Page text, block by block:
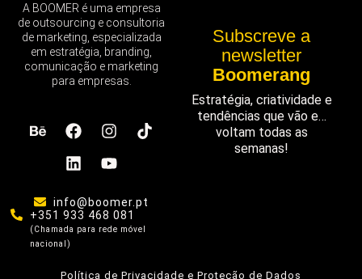
A BOOMER é uma empresa
de outsourcing e consultoria
de marketing, especializada
em estratégia, branding,
comunicação e marketing
para empresas.
info@boomer.pt
+351 933 468 081
(Chamada para rede móvel
nacional)
Subscreve a
newsletter
Boomerang
Estratégia, criatividade e
tendências que vão e…
voltam todas as
semanas!
Política de Privacidade e Proteção de Dados